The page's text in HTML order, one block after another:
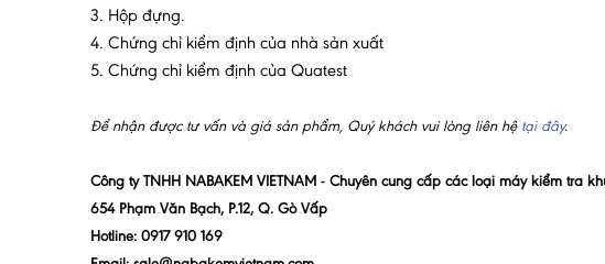
3. Hộp đựng.
4. Chứng chỉ kiểm định của nhà sản xuất
5. Chứng chỉ kiểm định của Quatest
Để nhận được tư vấn và giá sản phẩm, Quý khách vui lòng liên hệ tại đây.
Công ty TNHH NABAKEM VIETNAM - Chuyên cung cấp các loại máy kiểm tra
654 Phạm Văn Bạch, P.12, Q. Gò Vấp
Hotline: 0917 910 169